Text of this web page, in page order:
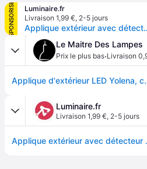
SPONSORISÉ
Luminaire.fr
Livraison 1,99 €, 2-5 jours
Applique extérieur
Le Maitre Des Lampes
Prix le plus bas·Livraison
Applique d'extérieur LED
Luminaire.fr
Livraison 1,99 €, 2-5 jours
Applique